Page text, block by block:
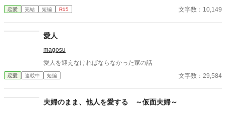
子爵令嬢は、自身を果報者と信じて疑っていなかった。 彼が屋
敷のメイドと関係を持っていると知る事になる、その時までは。
るつもりだった。分かっていてそれでも、許せなかった。 メリ
恋愛 完結 短編 R15 文字数：10,149
愛人
magosu
愛人を迎えなければならなかった家の話
恋愛 連載中 短編 文字数：29,584
夫婦のまま、他人を愛する ～仮面夫婦～